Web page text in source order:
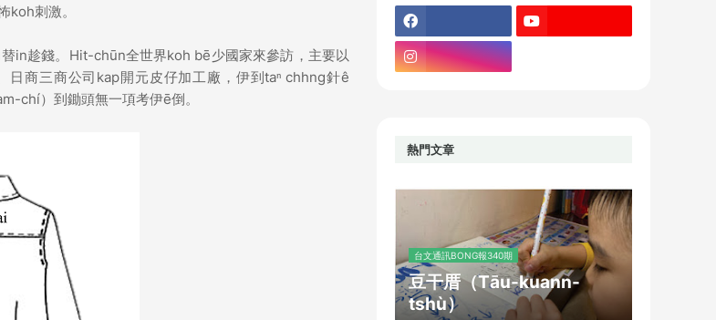
刺激。
in趁錢。Hit-chūn全世界koh bē少國家來參訪，主要以
商三商公司kap開元皮仔加工廠，伊到taⁿ chhng針ê
chí）到鋤頭無一項考伊ē倒。
熱門文章
台文通訊BONG報340期
豆干厝（Tāu-kuann-
tshù）